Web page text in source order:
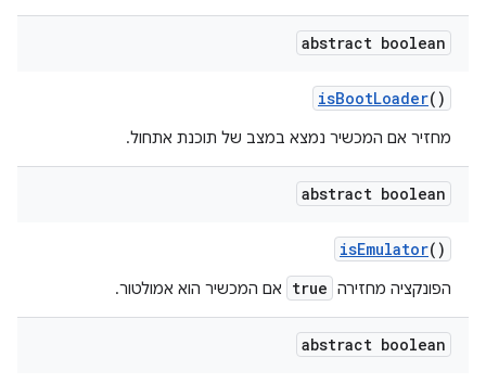
abstract boolean
isBootLoader()
מחזיר אם המכשיר נמצא במצב של תוכנת אתחול.
abstract boolean
isEmulator()
הפונקציה מחזירה true אם המכשיר הוא אמולטור.
abstract boolean